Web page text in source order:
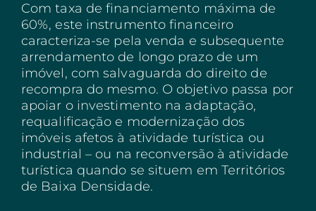
Açores
Algarve
PRR
Turismo de Portugal
PEPAC Agricultura
Portugal 2030
SERVIÇOS
Com taxa de financiamento máxima de
60%, este instrumento financeiro
caracteriza-se pela venda e subsequente
arrendamento de longo prazo de um
imóvel, com salvaguarda do direito de
recompra do mesmo. O objetivo passa por
apoiar o investimento na adaptação,
requalificação e modernização dos
imóveis afetos à atividade turística ou
industrial – ou na reconversão à atividade
turística quando se situem em Territórios
de Baixa Densidade.